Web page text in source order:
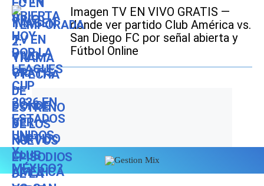
Imagen TV EN VIVO GRATIS —
dónde ver partido Club América vs.
San Diego FC por señal abierta y
Fútbol Online